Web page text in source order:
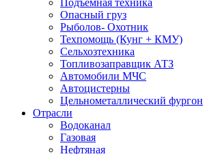
Подъемная техника
Опасный груз
Рыболов- Охотник
Техпомощь (Кунг + КМУ)
Сельхозтехника
Топливозаправщик АТЗ
Автомобили МЧС
Автоцистерны
Цельнометаллический фургон
Отрасли
Водоканал
Газовая
Нефтяная